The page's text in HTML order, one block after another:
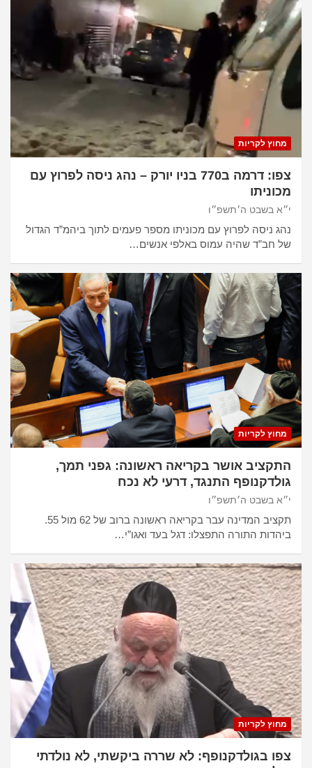
מחוץ לקריות
צפו: דרמה ב770 בניו יורק – נהג ניסה לפרוץ עם
מכוניתו
י״א בשבט ה׳תשפ״ו
נהג ניסה לפרוץ עם מכוניתו מספר פעמים לתוך ביהמ”ד הגדול
של חב”ד שהיה עמוס באלפי אנשים…
מחוץ לקריות
התקציב אושר בקריאה ראשונה: גפני תמך,
גולדקנופף התנגד, דרעי לא נכח
י״א בשבט ה׳תשפ״ו
תקציב המדינה עבר בקריאה ראשונה ברוב של 62 מול 55.
ביהדות התורה התפצלו: דגל בעד ואגו”י…
מחוץ לקריות
צפו בגולדקנופף: לא שררה ביקשתי, לא נולדתי